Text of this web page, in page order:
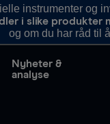
instrumenter og
i slike produkter
og om du har råd til
Nyheter &
analyse